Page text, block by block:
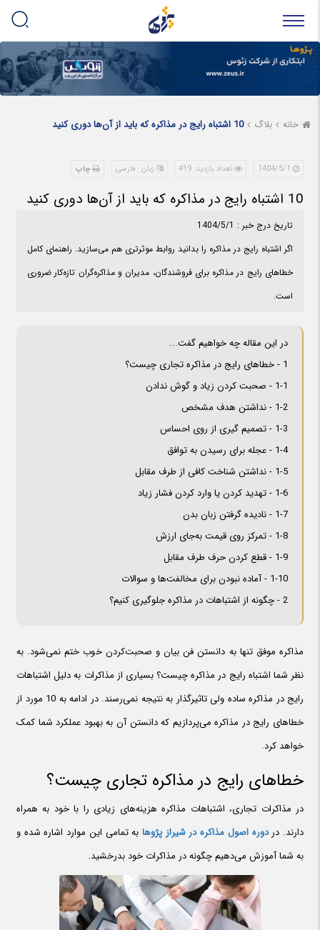
خانه بلاگ 10 اشتباه رایج در مذاکره که باید از آن‌ها دوری کنید
1404/5/1 تعداد بازدید: 419 زبان : فارسی چاپ
10 اشتباه رایج در مذاکره که باید از آن‌ها دوری کنید
تاریخ درج خبر : 1404/5/1
اگر اشتباه رایج در مذاکره را بدانید روابط موثرتری هم می‌سازید. راهنمای کامل
خطاهای رایج در مذاکره برای فروشندگان، مدیران و مذاکره‌گران تازه‌کار ضروری
است.
در این مقاله چه خواهیم گفت...
1 - خطاهای رایج در مذاکره تجاری چیست؟
1-1 - صحبت کردن زیاد و گوش ندادن
1-2 - نداشتن هدف مشخص
1-3 - تصمیم گیری از روی احساس
1-4 - عجله برای رسیدن به توافق
1-5 - نداشتن شناخت کافی از طرف مقابل
1-6 - تهدید کردن یا وارد کردن فشار زیاد
1-7 - نادیده گرفتن زبان بدن
1-8 - تمرکز روی قیمت به‌جای ارزش
1-9 - قطع کردن حرف طرف مقابل
1-10 - آماده نبودن برای مخالفت‌ها و سوالات
2 - چگونه از اشتباهات در مذاکره جلوگیری کنیم؟
مذاکره موفق تنها به دانستن فن بیان و صحبت‌کردن خوب ختم نمی‌شود. به
نظر شما اشتباه رایج در مذاکره چیست؟ بسیاری از مذاکرات به دلیل اشتباهات
رایج در مذاکره ساده ولی تاثیرگذار به نتیجه نمی‌رسند. در ادامه به 10 مورد از
خطاهای رایج در مذاکره می‌پردازیم که دانستن آن به بهبود عملکرد شما کمک
خواهد کرد.
خطاهای رایج در مذاکره تجاری چیست؟
در مذاکرات تجاری، اشتباهات مذاکره هزینه‌های زیادی را با خود به همراه
دارند. دردوره اصول مذاکره در شیراز پژوها به تمامی این موارد اشاره شده و
به شما آموزش می‌دهیم چگونه در مذاکرات خود بدرخشید.